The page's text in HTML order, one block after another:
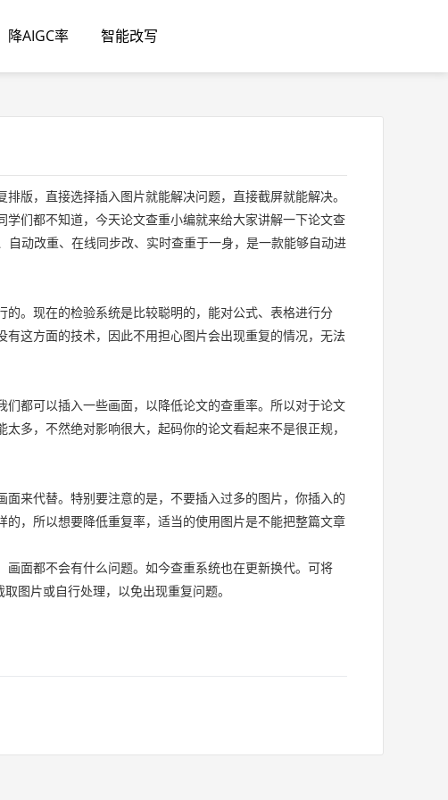
降AIGC率 智能改写
版，直接选择插入图片就能解决问题，直接截屏就能解决。
们都不知道，今天论文查重小编就来给大家讲解一下论文查
动改重、在线同步改、实时查重于一身，是一款能够自动进
。现在的检验系统是比较聪明的，能对公式、表格进行分
这方面的技术，因此不用担心图片会出现重复的情况，无法
都可以插入一些画面，以降低论文的查重率。所以对于论文
多，不然绝对影响很大，起码你的论文看起来不是很正规，
来代替。特别要注意的是，不要插入过多的图片，你插入的
，所以想要降低重复率，适当的使用图片是不能把整篇文章
面都不会有什么问题。如今查重系统也在更新换代。可将
图片或自行处理，以免出现重复问题。